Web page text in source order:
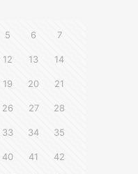
5 6 7
12 13 14
19 20 21
26 27 28
33 34 35
40 41 42